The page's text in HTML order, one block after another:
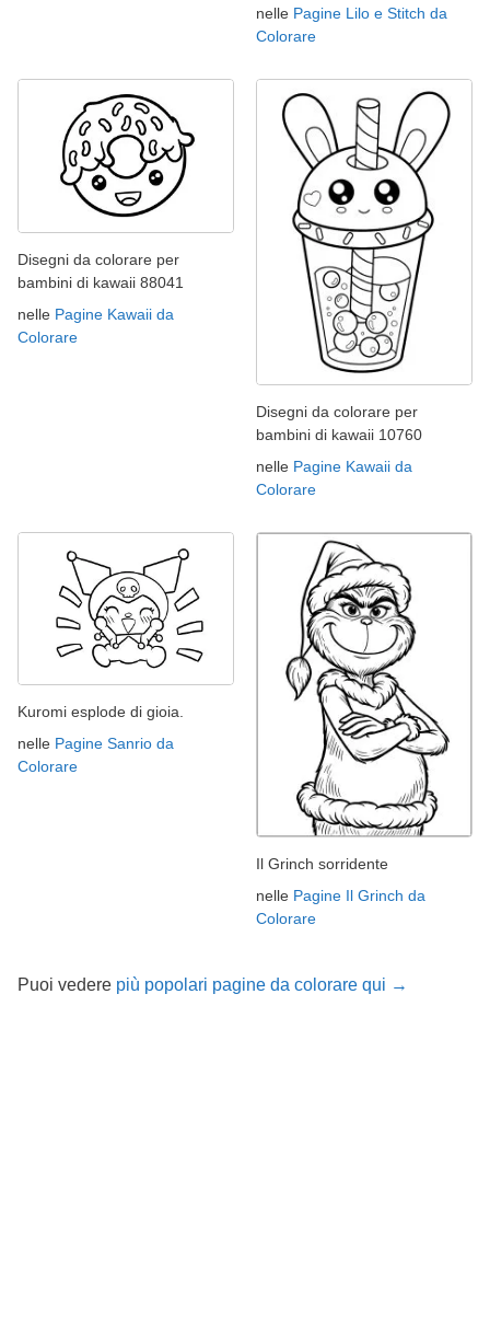
nelle Pagine Lilo e Stitch da
Colorare
Disegni da colorare per
bambini di kawaii 88041
nelle Pagine Kawaii da
Colorare
Disegni da colorare per
bambini di kawaii 10760
nelle Pagine Kawaii da
Colorare
Kuromi esplode di gioia.
nelle Pagine Sanrio da
Colorare
Il Grinch sorridente
nelle Pagine Il Grinch da
Colorare
Puoi vedere più popolari pagine da colorare qui →